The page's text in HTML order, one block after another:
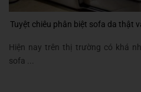
Tuyệt chiêu phân biệt sofa da thật
Hiện nay trên thị trường có khá
sofa ...